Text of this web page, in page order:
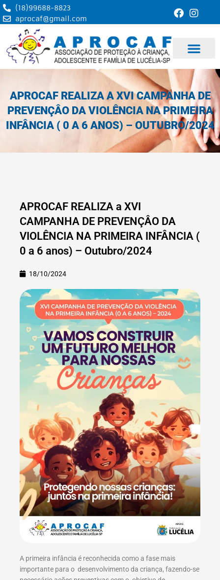
Ir
para
o
conteúdo
(18)99688-8823
aprocaf@gmail.com
APROCAF REALIZA A XVI CAMPANHA DE
PREVENÇÂO DA VIOLÊNCIA NA PRIMEIRA
INFÂNCIA ( 0 A 6 ANOS) – OUTUBRO/2024
APROCAF REALIZA a XVI
CAMPANHA DE PREVENÇÂO DA
VIOLÊNCIA NA PRIMEIRA INFÂNCIA (
0 a 6 anos) – Outubro/2024
18/10/2024
A primeira infância é reconhecida como a fase mais
importante para o desenvolvimento da criança, fazendo-se